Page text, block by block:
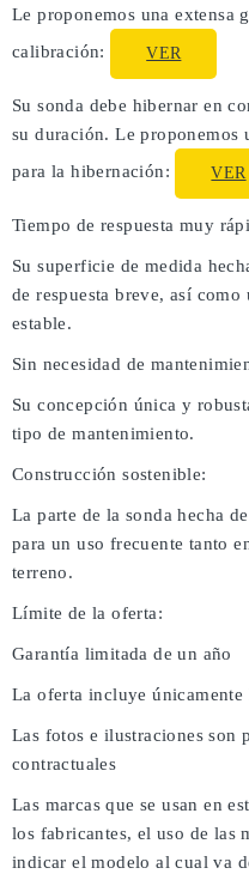
Le proponemos una extensa
calibración:
VER
Su sonda debe hibernar en
su duración. Le proponemos
para la hibernación:
VER
Tiempo de respuesta muy
Su superficie de medida
de respuesta breve, así
estable.
Sin necesidad de
Su concepción única y
tipo de mantenimiento.
Construcción sostenible:
La parte de la sonda hecha
para un uso frecuente tanto
terreno.
Límite de la oferta:
Garantía limitada de un año
La oferta incluye únicamente
Las fotos e ilustraciones son
contractuales
Las marcas que se usan en
los fabricantes, el uso de las
indicar el modelo al cual va